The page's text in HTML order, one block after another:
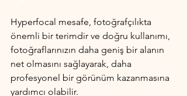
Hyperfocal mesafe, fotoğrafçılıkta
önemli bir terimdir ve doğru kullanımı,
fotoğraflarınızın daha geniş bir alanın
net olmasını sağlayarak, daha
profesyonel bir görünüm kazanmasına
yardımcı olabilir.